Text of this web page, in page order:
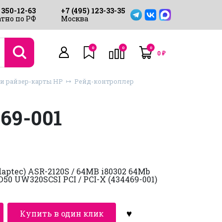
12-63
по РФ
+7 (495) 123-33-35
Москва
0 0 0
0₽
райзер-карты HP Рейд-контроллер
001
ASR-2120S / 64MB i80302 64Mb
UW320SCSI PCI / PCI-X (434469-001)
Купить в один клик